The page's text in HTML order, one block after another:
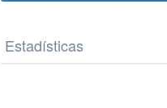
Estadísticas